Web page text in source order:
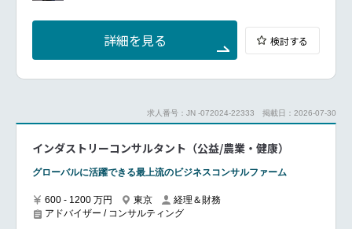
管理態勢高度化支援、財務・会計系システム関連のIT
戦略・ITガバナンスやデータガバナンス等も積極的に
推進しています。
金融機関のリスクと収益に関するデータベース構築お
ス戦略、収益力高度化、リスク（規制リスクのみなら
ナンス体制の設計・運用・検証・見直しにかかるコン
シニアコンサルタント以下のメンバーは特定の分野の
上を目指すことが期待されています。
詳細を見る 検討する
求人番号：JN -072024-22333 掲載日：2026-07-30
インダストリーコンサルタント（公益/農業・健康）
グローバルに活躍できる最上流のビジネスコンサルファーム
600 - 1200 万円 東京
経理＆財務
アドバイザー / コンサルティング